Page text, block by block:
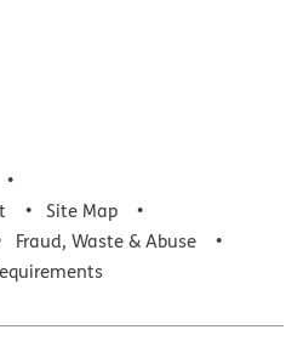
Site Map
Fraud, Waste & Abuse